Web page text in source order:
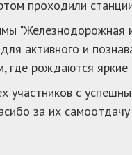
проходили
"Железнодорожная
активного и
где рождаются
участников с
за их